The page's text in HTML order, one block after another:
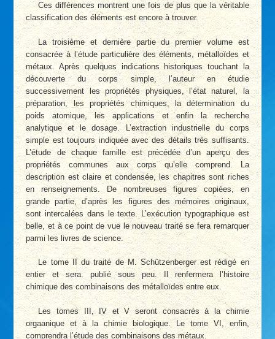
Ces différences montrent une fois de plus que la véritable
classification des éléments est encore à trouver.
La troisième et dernière partie du premier volume est
consacrée à l’étude particulière des éléments, métalloïdes et
métaux. Après quelques indications historiques touchant la
découverte du corps simple, l’auteur en étudie
successivement les propriétés physiques, l’état naturel, la
préparation, les propriétés chimiques, la détermination du
poids atomique, les applications et enfin la recherche
analytique et le dosage. L’extraction industrielle du corps
simple est toujours indiquée avec des détails très suffisants.
L’étude de chaque famille est précédée d’un aperçu des
propriétés communes aux corps qu’elle comprend. La
description est claire et condensée, les chapitres sont riches
en renseignements. De nombreuses figures copiées, en
grande partie, d’après les figures des mémoires originaux,
sont intercalées dans le texte. L’exécution typographique est
belle, et à ce point de vue le nouveau traité se fera remarquer
parmi les livres de science.
Le tome II du traité de M. Schützenberger est rédigé en
entier et sera. publié sous peu. Il renfermera l’histoire
chimique des combinaisons des métalloïdes entre eux.
Les tomes III, IV et V seront consacrés à la chimie
orgaanique et à la chimie biologique. Le tome VI, enfin,
comprendra l’étude des combinaisons des métaux.